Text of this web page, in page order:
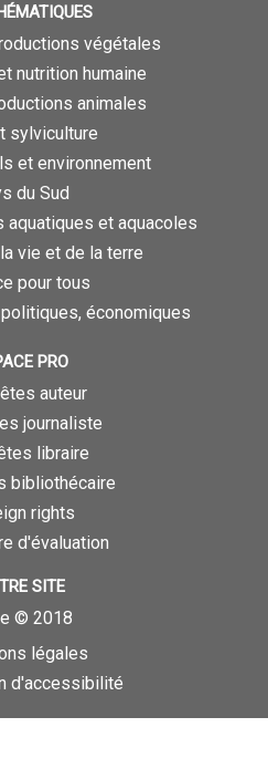
végétales
nutrition humaine
animales
sylviculture
et environnement
du Sud
aquatiques et aquacoles
vie et de la terre
pour tous
économiques
PRO
auteur
journaliste
libraire
bibliothécaire
rights
d'évaluation
SITE
© 2018
légales
d'accessibilité